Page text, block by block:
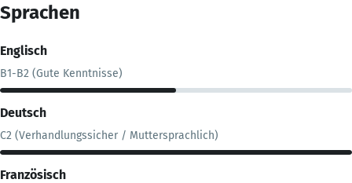
Sprachen
Englisch
B1-B2 (Gute Kenntnisse)
Deutsch
C2 (Verhandlungssicher / Muttersprachlich)
Französisch